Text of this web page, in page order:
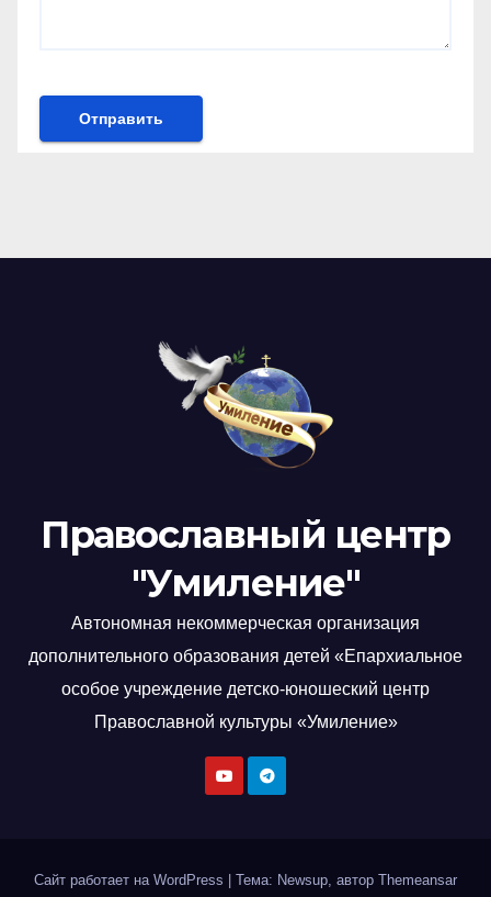
Православный центр
"Умиление"
Автономная некоммерческая организация
дополнительного образования детей «Епархиальное
особое учреждение детско-юношеский центр
Православной культуры «Умиление»
Сайт работает на WordPress Тема: Newsup, автор Themeansar